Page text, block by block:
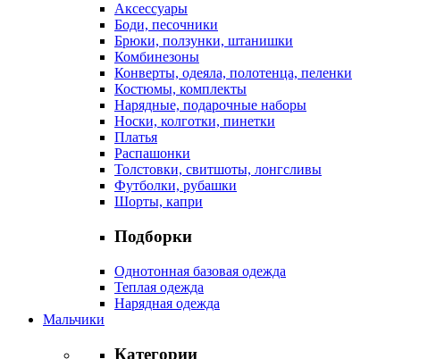
Аксессуары
Боди, песочники
Брюки, ползунки, штанишки
Комбинезоны
Конверты, одеяла, полотенца, пеленки
Костюмы, комплекты
Нарядные, подарочные наборы
Носки, колготки, пинетки
Платья
Распашонки
Толстовки, свитшоты, лонгсливы
Футболки, рубашки
Шорты, капри
Подборки
Однотонная базовая одежда
Теплая одежда
Нарядная одежда
Мальчики
Категории